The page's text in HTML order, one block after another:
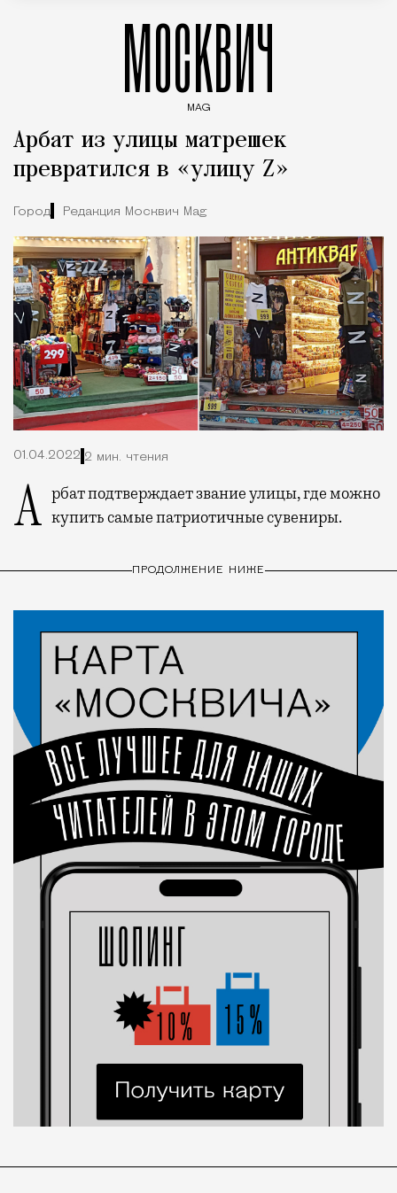
МОСКВИЧ
MAG
Арбат из улицы матрешек
превратился в «улицу Z»
Город Редакция Москвич Mag
01.04.2022 2 мин. чтения
Арбат подтверждает звание улицы, где можно купить самые патриотичные сувениры.
ПРОДОЛЖЕНИЕ НИЖЕ